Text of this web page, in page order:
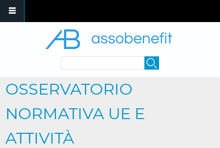
OSSERVATORIO
NORMATIVA UE E
ATTIVITÀ